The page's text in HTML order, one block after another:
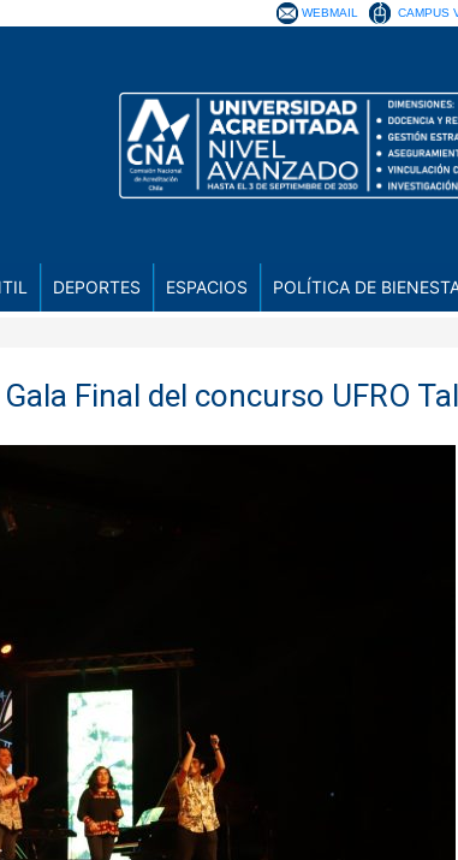
WEBMAIL CAMPUS
DEPORTES ESPACIOS POLÍTICA DE
Final del concurso UFRO